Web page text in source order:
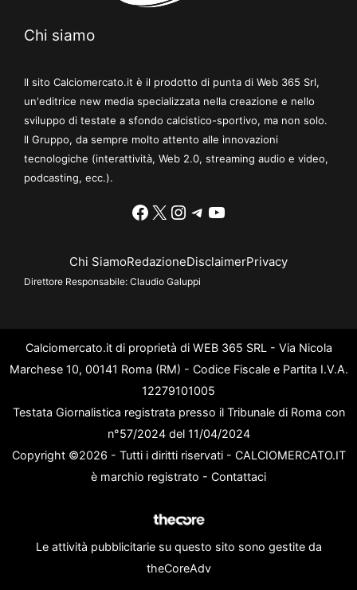
Chi siamo
Il sito Calciomercato.it è il prodotto di punta di Web 365 Srl,
un'editrice new media specializzata nella creazione e nello
sviluppo di testate a sfondo calcistico-sportivo, ma non solo.
Il Gruppo, da sempre molto attento alle innovazioni
tecnologiche (interattività, Web 2.0, streaming audio e video,
podcasting, ecc.).
Facebook
X Instagram
Telegram
YouTube
Chi SiamoRedazioneDisclaimerPrivacy
Direttore Responsabile: Claudio Galuppi
Calciomercato.it di proprietà di WEB 365 SRL - Via Nicola
Marchese 10, 00141 Roma (RM) - Codice Fiscale e Partita I.V.A.
12279101005
Testata Giornalistica registrata presso il Tribunale di Roma con
n°57/2024 del 11/04/2024
Copyright ©2026 - Tutti i diritti riservati - CALCIOMERCATO.IT
è marchio registrato - Contattaci
Le attività pubblicitarie su questo sito sono gestite da
theCoreAdv